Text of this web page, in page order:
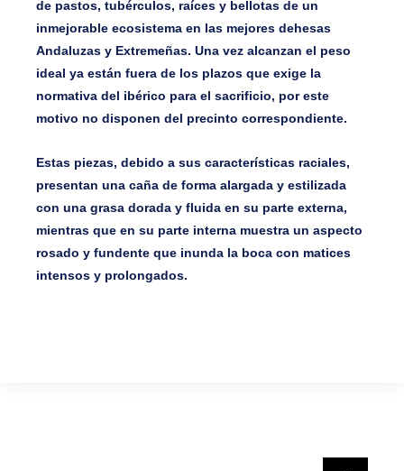
de pastos, tubérculos, raíces y bellotas de un
inmejorable ecosistema en las mejores dehesas
Andaluzas y Extremeñas. Una vez alcanzan el peso
ideal ya están fuera de los plazos que exige la
normativa del ibérico para el sacrificio, por este
motivo no disponen del precinto correspondiente.
Estas piezas, debido a sus características raciales,
presentan una caña de forma alargada y estilizada
con una grasa dorada y fluida en su parte externa,
mientras que en su parte interna muestra un aspecto
rosado y fundente que inunda la boca con matices
intensos y prolongados.